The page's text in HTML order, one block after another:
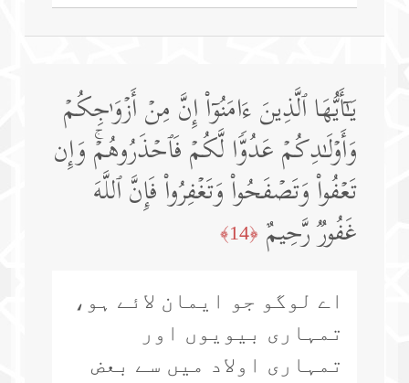
یَـٰۤأَیُّهَا ٱلَّذِینَ ءَامَنُوۤا۟ إِنَّ مِنۡ أَزۡوَ ٰ⁠جِكُمۡ
وَأَوۡلَـٰدِكُمۡ عَدُوࣰّا لَّكُمۡ فَٱحۡذَرُوهُمۡۚ وَإِن
تَعۡفُوا۟ وَتَصۡفَحُوا۟ وَتَغۡفِرُوا۟ فَإِنَّ ٱللَّهَ
غَفُورࣱ رَّحِیمٌ ﴿14﴾
اے لوگو جو ایمان لائے ہو،
تمہاری بیویوں اور
تمہاری اولاد میں سے بعض